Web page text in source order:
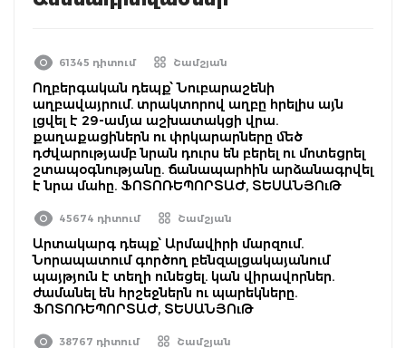
61345 դիտում Շամշյան
Ողբերգական դեպք՝ Նուբարաշենի
աղբավայրում. տրակտորով աղբը հրելիս այն
լցվել է 29-ամյա աշխատակցի վրա.
քաղաքացիներն ու փրկարարները մեծ
դժվարությամբ նրան դուրս են բերել ու մոտեցրել
շտապօգնությանը. ճանապարհին արձանագրվել
է նրա մահը. ՖՈՏՈՌԵՊՈՐՏԱԺ, ՏԵՍԱՆՅՈւԹ
45674 դիտում Շամշյան
Արտակարգ դեպք՝ Արմավիրի մարզում.
Նորապատում գործող բենզալցակայանում
պայթյուն է տեղի ունեցել. կան վիրավորներ.
ժամանել են հրշեջներն ու պարեկները.
ՖՈՏՈՌԵՊՈՐՏԱԺ, ՏԵՍԱՆՅՈւԹ
38767 դիտում Շամշյան